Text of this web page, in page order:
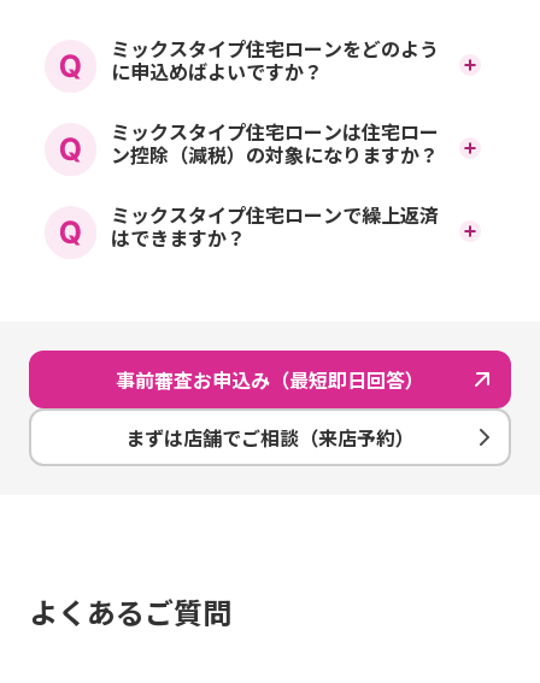
ミックスタイプ住宅ローンをどのよう
に申込めばよいですか？
ミックスタイプをご希望の
はいずれか1つの金利タイ
金利タイプをご指定いただ
くことができます。事前審
査はお近くのイオン銀行店
お近くのイオン銀行を探す
ミックスタイプ住宅ローンは住宅ロー
ン控除（減税）の対象になりますか？
どちらの契約も条件を満た
ります。
ただし、住宅ローン控除
（減税）には「返済期間が
をつけください。
ミックスタイプ住宅ローンで繰上返済
はできますか？
いる場合、どちらを繰上返
済するかは自由に選ぶこと
ができます。
料がかかります。
事前審査お申込み（最短即日回答）
まずは店舗でご相談（来店予約）
よくあるご質問